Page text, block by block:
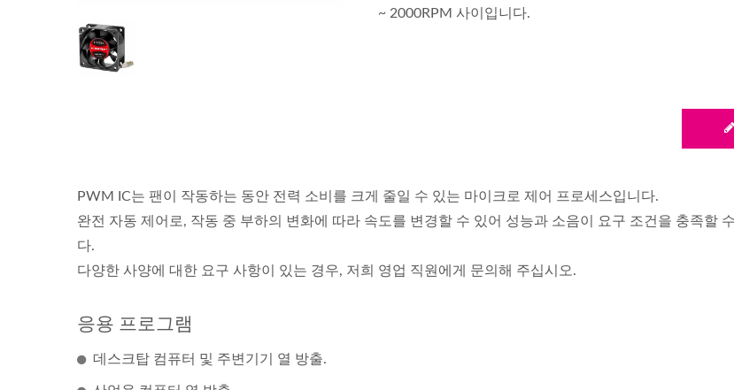
~ 2000RPM 사이입니다.
PWM IC는 팬이 작동하는 동안 전력 소비를 크게 줄일 수 있는 마이크로 제어 프로세스입니다.
완전 자동 제어로, 작동 중 부하의 변화에 따라 속도를 변경할 수 있어 성능과 소음이 요구 조건을 충족할
다.
다양한 사양에 대한 요구 사항이 있는 경우, 저희 영업 직원에게 문의해 주십시오.
응용 프로그램
데스크탑 컴퓨터 및 주변기기 열 방출.